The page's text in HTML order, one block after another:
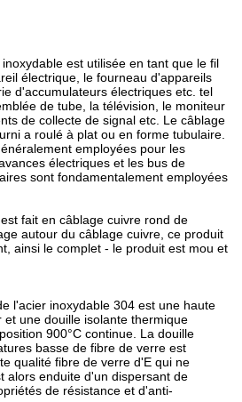
est utilisée en tant que le fil
électrique, le fourneau d'appareils
d'accumulateurs électriques etc. tel
de tube, la télévision, le moniteur
de collecte de signal etc. Le câblage
a roulé à plat ou en forme tubulaire.
employées pour les
électriques et les bus de
sont fondamentalement employées
fait en câblage cuivre rond de
autour du câblage cuivre, ce produit
ainsi le complet - le produit est mou et
l'acier inoxydable 304 est une haute
une douille isolante thermique
900°C continue. La douille
basse de fibre de verre est
qualité fibre de verre d'E qui ne
alors enduite d'un dispersant de
de résistance et d'anti-